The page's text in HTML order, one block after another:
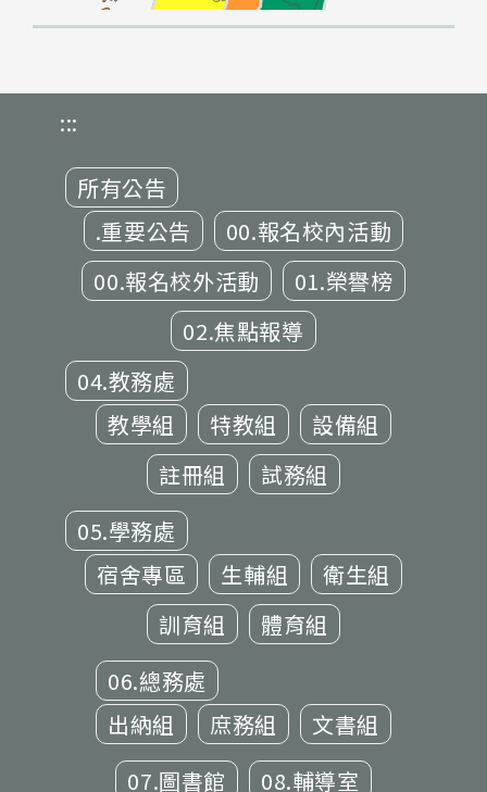
:::
所有公告
.重要公告
00.報名校內活動
00.報名校外活動
01.榮譽榜
02.焦點報導
04.教務處
教學組
特教組
設備組
註冊組
試務組
05.學務處
宿舍專區
生輔組
衛生組
訓育組
體育組
06.總務處
出納組
庶務組
文書組
07.圖書館
08.輔導室